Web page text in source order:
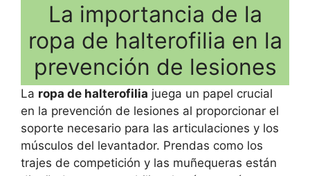
La importancia de la
ropa de halterofilia en la
prevención de lesiones
La ropa de halterofilia juega un papel crucial
en la prevención de lesiones al proporcionar el
soporte necesario para las articulaciones y los
músculos del levantador. Prendas como los
trajes de competición y las muñequeras están